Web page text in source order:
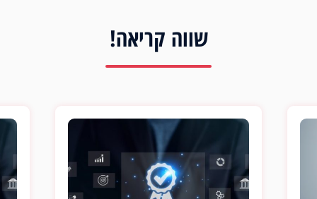
שווה קריאה!